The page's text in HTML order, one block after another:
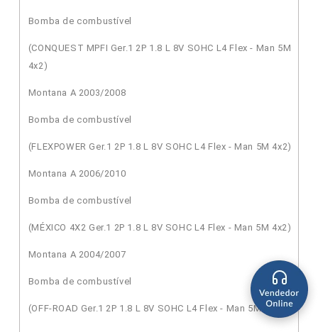
Bomba de combustível
(CONQUEST MPFI Ger.1 2P 1.8 L 8V SOHC L4 Flex - Man 5M
4x2)
Montana A 2003/2008
Bomba de combustível
(FLEXPOWER Ger.1 2P 1.8 L 8V SOHC L4 Flex - Man 5M 4x2)
Montana A 2006/2010
Bomba de combustível
(MÉXICO 4X2 Ger.1 2P 1.8 L 8V SOHC L4 Flex - Man 5M 4x2)
Montana A 2004/2007
Bomba de combustível
(OFF-ROAD Ger.1 2P 1.8 L 8V SOHC L4 Flex - Man 5M 4x2)